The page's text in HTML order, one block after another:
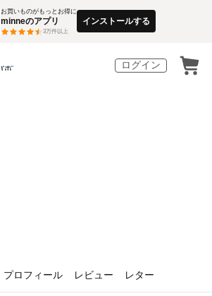
お買いものがもっとお得に
minneのアプリ
3万件以上
インストールする
ログイン
プロフィール レビュー レター